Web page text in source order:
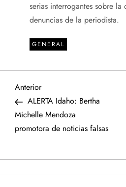
serias interrogantes sobre
denuncias de la periodista.
GENERAL
N
a
v
e
Entrada
anterior
Anterior
ALERTA Idaho: Bertha
Michelle Mendoza
promotora de noticias falsas